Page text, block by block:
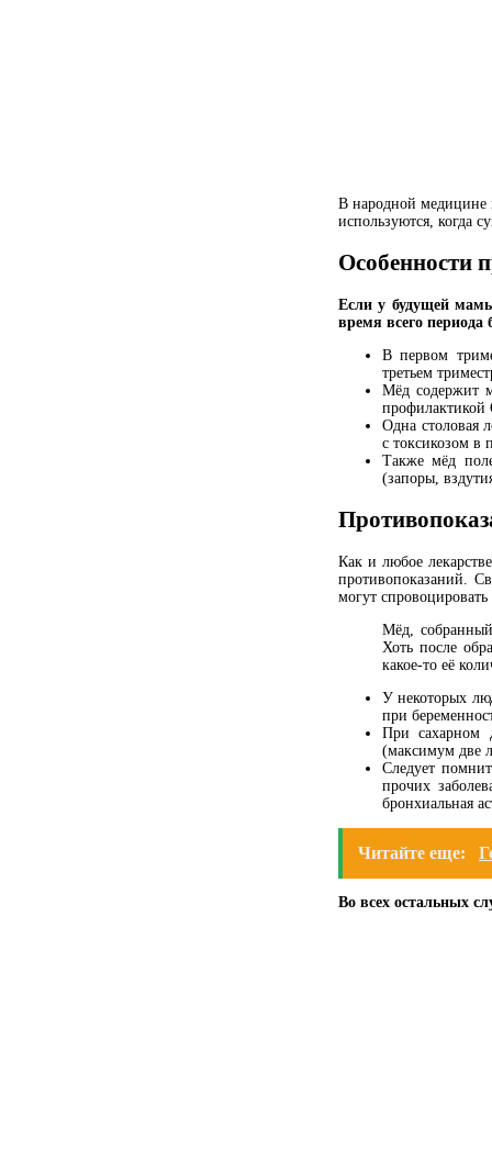
В народной медицине
используются, когда
Особенности
Если у будущей
время всего периода
В первом
третьем
Мёд содержит
Одна столовая
с токсикозом в
Также мёд
(запоры,
Как и любое
противопоказаний.
могут
Мёд,
Хоть после
какое-то её
У некоторых
при
При сахарном
(максимум две
Следует
прочих
бронхиальная
Читайте еще:
Во всех остальных